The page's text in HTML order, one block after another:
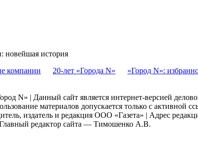
новейшая история
компании 20-лет «Города N» «Город N»:
N» | Данный сайт является интернет-версией
материалов допускается только с
издатель и редакция ООО «Газета» | Адрес
редактор сайта — Тимошенко А.В.